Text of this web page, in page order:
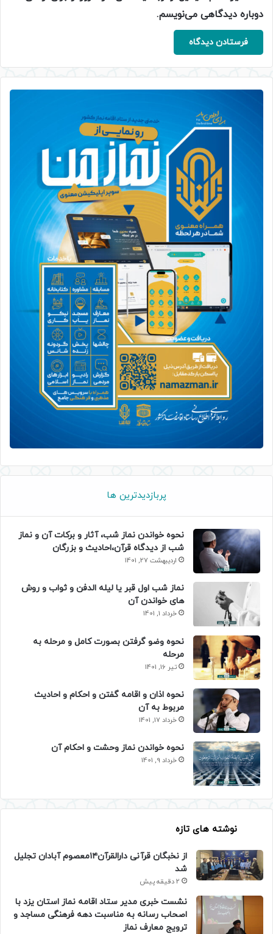
دوباره دیدگاهی می‌نویسم.
پربازدیدترین ها
نحوه خواندن نماز شب، آثار و برکات آن و نماز
شب از دیدگاه قرآن،احادیث و بزرگان
اردیبهشت 27, 1401
نماز شب اول قبر یا لیله الدفن و ثواب و روش
های خواندن آن
خرداد 1, 1401
نحوه وضو گرفتن بصورت کامل و مرحله به
مرحله
تیر 16, 1401
نحوه اذان و اقامه گفتن و احکام و احادیث
مربوط به آن
خرداد 17, 1401
نحوه خواندن نماز وحشت و احکام آن
خرداد 9, 1401
نوشته های تازه
از نخبگان قرآنی دارالقرآن۱۴معصوم آبادان تجلیل
شد
2 دقیقه پیش
نشست خبری مدیر ستاد اقامه نماز استان یزد با
اصحاب رسانه به مناسبت دهه فرهنگی مساجد و
ترویج معارف نماز